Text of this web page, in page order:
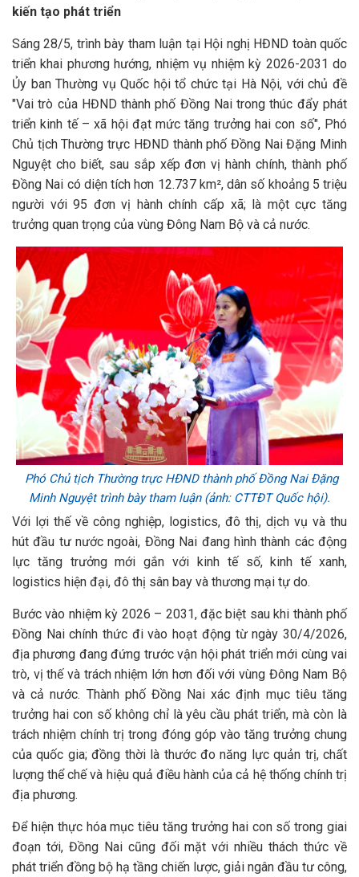
kiến tạo phát triển
Sáng 28/5, trình bày tham luận tại Hội nghị HĐND toàn quốc
triển khai phương hướng, nhiệm vụ nhiệm kỳ 2026-2031 do
Ủy ban Thường vụ Quốc hội tổ chức tại Hà Nội, với chủ đề
"Vai trò của HĐND thành phố Đồng Nai trong thúc đẩy phát
triển kinh tế – xã hội đạt mức tăng trưởng hai con số", Phó
Chủ tịch Thường trực HĐND thành phố Đồng Nai Đặng Minh
Nguyệt cho biết, sau sắp xếp đơn vị hành chính, thành phố
Đồng Nai có diện tích hơn 12.737 km², dân số khoảng 5 triệu
người với 95 đơn vị hành chính cấp xã; là một cực tăng
trưởng quan trọng của vùng Đông Nam Bộ và cả nước.
Phó Chủ tịch Thường trực HĐND thành phố Đồng Nai Đặng
Minh Nguyệt trình bày tham luận (ảnh: CTTĐT Quốc hội).
Với lợi thế về công nghiệp, logistics, đô thị, dịch vụ và thu
hút đầu tư nước ngoài, Đồng Nai đang hình thành các động
lực tăng trưởng mới gắn với kinh tế số, kinh tế xanh,
logistics hiện đại, đô thị sân bay và thương mại tự do.
Bước vào nhiệm kỳ 2026 – 2031, đặc biệt sau khi thành phố
Đồng Nai chính thức đi vào hoạt động từ ngày 30/4/2026,
địa phương đang đứng trước vận hội phát triển mới cùng vai
trò, vị thế và trách nhiệm lớn hơn đối với vùng Đông Nam Bộ
và cả nước. Thành phố Đồng Nai xác định mục tiêu tăng
trưởng hai con số không chỉ là yêu cầu phát triển, mà còn là
trách nhiệm chính trị trong đóng góp vào tăng trưởng chung
của quốc gia; đồng thời là thước đo năng lực quản trị, chất
lượng thể chế và hiệu quả điều hành của cả hệ thống chính trị
địa phương.
Để hiện thực hóa mục tiêu tăng trưởng hai con số trong giai
đoạn tới, Đồng Nai cũng đối mặt với nhiều thách thức về
phát triển đồng bộ hạ tầng chiến lược, giải ngân đầu tư công,